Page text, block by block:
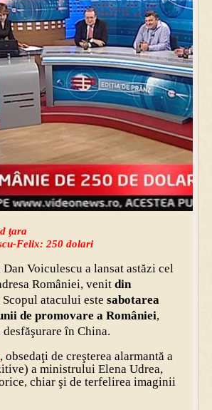
ţara
Felix: 250 dolari
Voiculescu a lansat astăzi cel
României, venit din
Scopul atacului este sabotarea
de promovare a României,
în China.
, obsedaţi de creşterea alarmantă a
a ministrului Elena Udrea,
chiar şi de terfelirea imaginii